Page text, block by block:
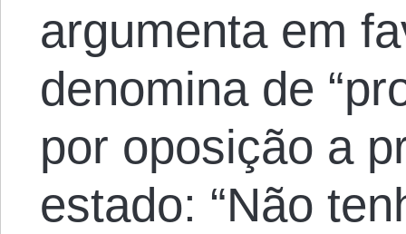
argumenta em
denomina de
por oposição a
estado: “Não